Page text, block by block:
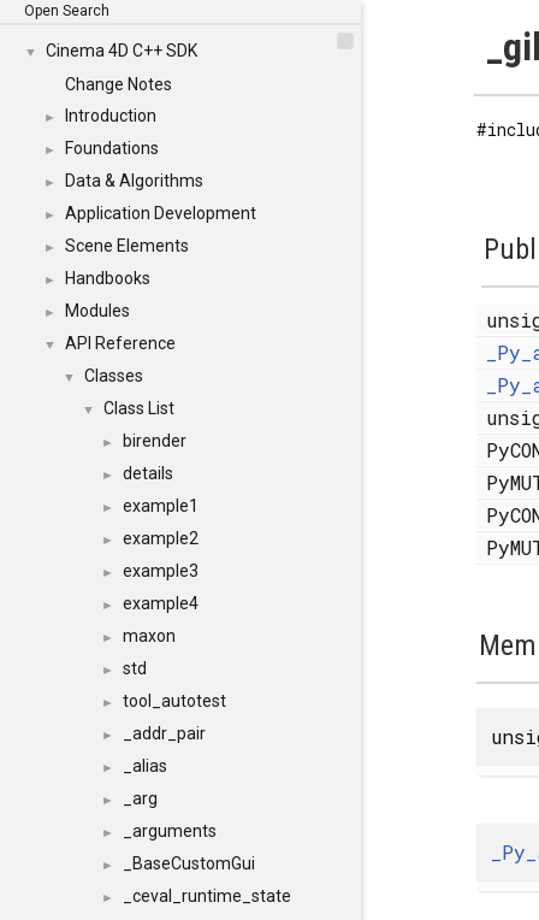
Open Search
▼
Cinema 4D C++ SDK
Change Notes
► Introduction
► Foundations
► Data & Algorithms
► Application Development
► Scene Elements
► Handbooks
► Modules
▼ API Reference
▼ Classes
▼ Class List
► birender
► details
► example1
► example2
► example3
► example4
► maxon
► std
► tool_autotest
► _addr_pair
► _alias
► _arg
► _arguments
► _BaseCustomGui
► _ceval_runtime_state